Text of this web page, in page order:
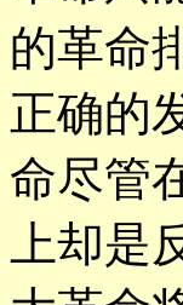
的革命
正确的
命尽管
上却